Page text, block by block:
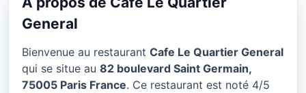
CUISINE EUROPÉENNE
Paris
★ 4/5
General
Bienvenue au restaurant Cafe Le Quartier General
qui se situe au 82 boulevard Saint Germain,
75005 Paris France. Ce restaurant est noté 4/5